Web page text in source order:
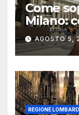
Come
Milano:
AGOSTO 5,
REGIONE